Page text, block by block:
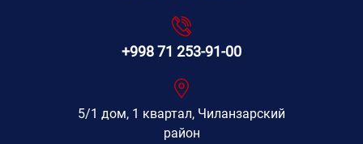
+998 71 253-91-00
5/1 дом, 1 квартал, Чиланзарский
район